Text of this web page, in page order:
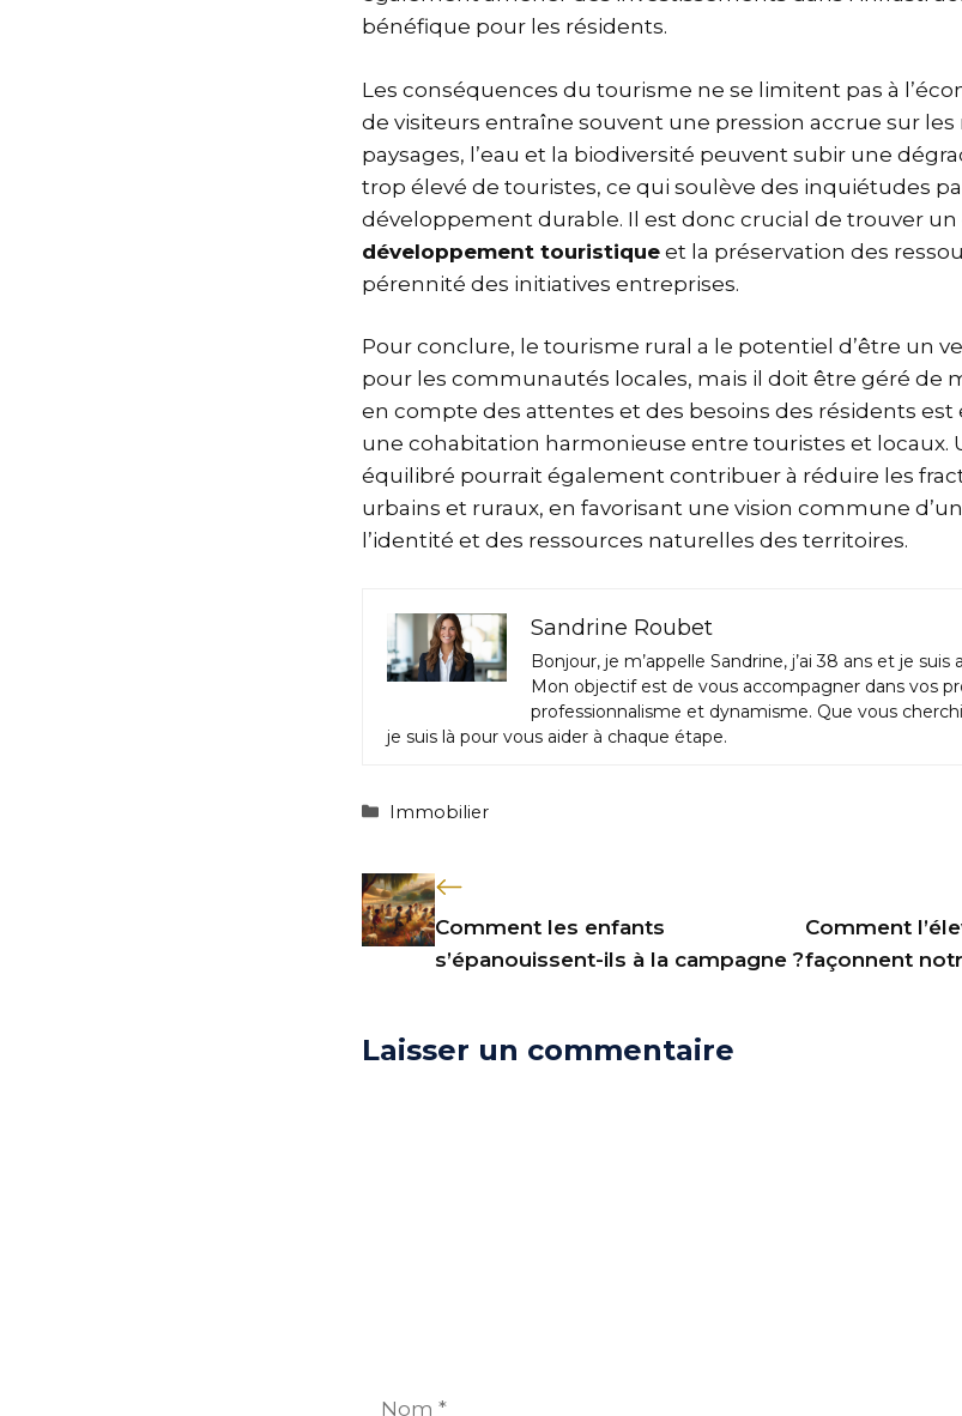
bénéfique pour les résidents.
Les conséquences du tourisme ne se limitent pas à
de visiteurs entraîne souvent une pression accrue sur les
paysages, l’eau et la biodiversité peuvent subir une
trop élevé de touristes, ce qui soulève des inquiétudes
développement durable. Il est donc crucial de trouver
développement touristique et la préservation des
pérennité des initiatives entreprises.
Pour conclure, le tourisme rural a le potentiel d’être un
pour les communautés locales, mais il doit être géré de
en compte des attentes et des besoins des résidents
une cohabitation harmonieuse entre touristes et locaux.
équilibré pourrait également contribuer à réduire les
urbains et ruraux, en favorisant une vision commune
l’identité et des ressources naturelles des territoires.
Sandrine Roubet
Bonjour, je m’appelle Sandrine, j’ai 38 ans et je
Mon objectif est de vous accompagner dans vos
professionnalisme et dynamisme. Que vous
je suis là pour vous aider à chaque étape.
Catégories
Immobilier
Comment les enfants
s’épanouissent-ils à la campagne ?
Comment
façonnent
Laisser un commentaire